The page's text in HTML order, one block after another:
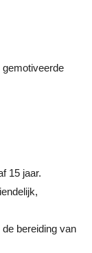
15 jaar.
bereiding van